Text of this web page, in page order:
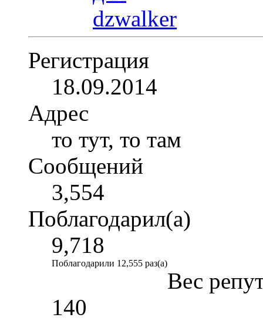
Регистрация
18.09.2014
Адрес
то тут, то там
Сообщений
3,554
Поблагодарил(а)
9,718
Поблагодарили 12,555 раз(а)
Вес
140